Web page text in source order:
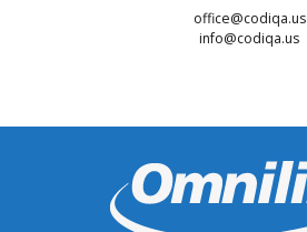
office@codiqa.us
info@codiqa.us